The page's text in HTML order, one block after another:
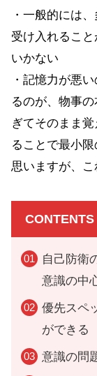
・一般的には
受け入れるこ
いかない
・記憶力が悪
るのが、物事
ぎてそのまま
ることで最小
思いますが、
CONTENTS
自己防衛
意識の中
優先スペ
ができる
意識の問